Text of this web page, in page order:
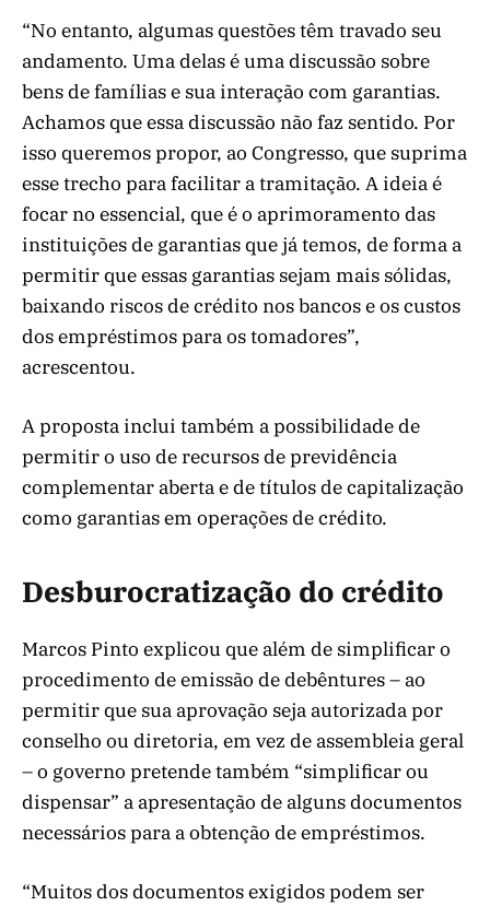
“No entanto, algumas questões têm travado seu
andamento. Uma delas é uma discussão sobre
bens de famílias e sua interação com garantias.
Achamos que essa discussão não faz sentido. Por
isso queremos propor, ao Congresso, que suprima
esse trecho para facilitar a tramitação. A ideia é
focar no essencial, que é o aprimoramento das
instituições de garantias que já temos, de forma a
permitir que essas garantias sejam mais sólidas,
baixando riscos de crédito nos bancos e os custos
dos empréstimos para os tomadores”,
acrescentou.
A proposta inclui também a possibilidade de
permitir o uso de recursos de previdência
complementar aberta e de títulos de capitalização
como garantias em operações de crédito.
Desburocratização do crédito
Marcos Pinto explicou que além de simplificar o
procedimento de emissão de debêntures – ao
permitir que sua aprovação seja autorizada por
conselho ou diretoria, em vez de assembleia geral
– o governo pretende também “simplificar ou
dispensar” a apresentação de alguns documentos
necessários para a obtenção de empréstimos.
“Muitos dos documentos exigidos podem ser